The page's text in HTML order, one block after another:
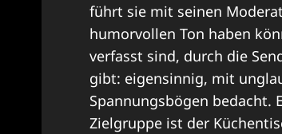
führt sie mit seinen
humorvollen Ton haben
verfasst sind, durch die
gibt: eigensinnig, mit
Spannungsbögen bedacht.
Zielgruppe ist der